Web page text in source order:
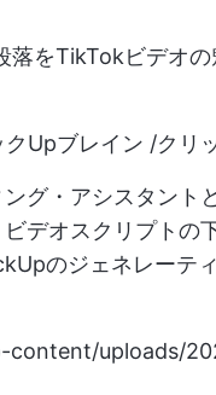
をTikTokビデオ
クUpブレイン /クリ
グ・アシスタント
デオスクリプトの
のジェネレーテ
uploads/